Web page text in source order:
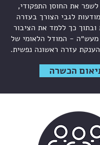
את החוסן התפקודי,
לגבי הצורך בעזרה
ובתוך כך ללמד את הציבור
- המודל הלאומי של
עזרה ראשונה נפשית.
הכשרה